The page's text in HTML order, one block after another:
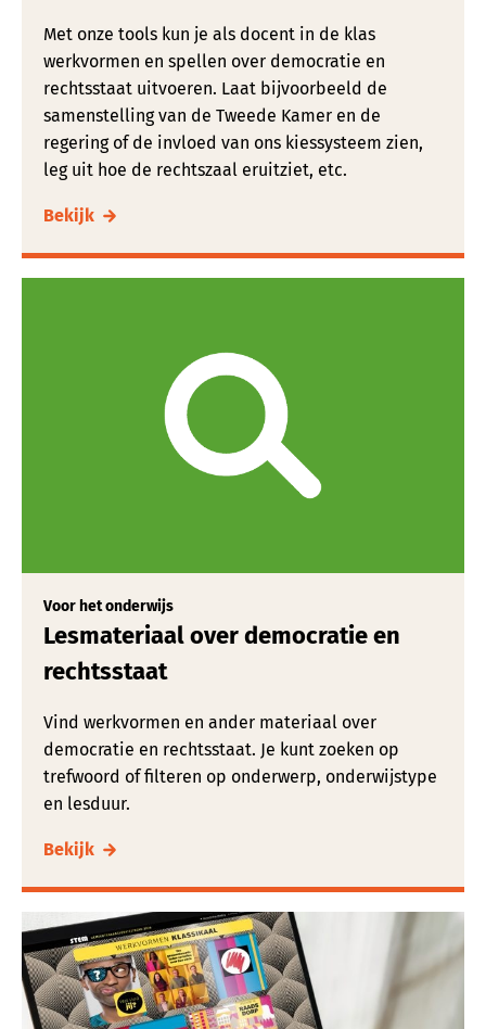
Met onze tools kun je als docent in de klas
werkvormen en spellen over democratie en
rechtsstaat uitvoeren. Laat bijvoorbeeld de
samenstelling van de Tweede Kamer en de
regering of de invloed van ons kiessysteem zien,
leg uit hoe de rechtszaal eruitziet, etc.
Bekijk
Voor het onderwijs
Lesmateriaal over democratie en
rechtsstaat
Vind werkvormen en ander materiaal over
democratie en rechtsstaat. Je kunt zoeken op
trefwoord of filteren op onderwerp, onderwijstype
en lesduur.
Bekijk